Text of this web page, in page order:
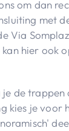
om dan
met
Via
kan hier ook
de
kies je voor